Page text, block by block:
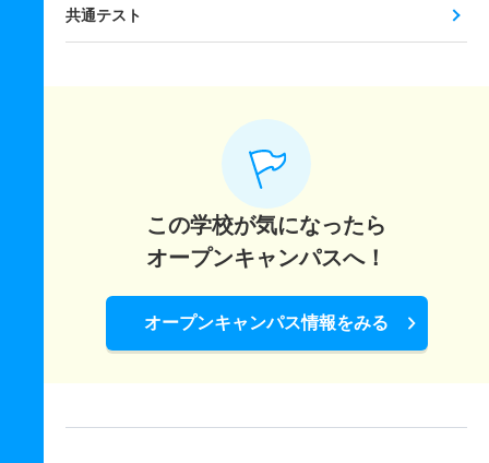
共通テスト
この学校が気になったら
オープンキャンパスへ！
オープンキャンパス情報をみる